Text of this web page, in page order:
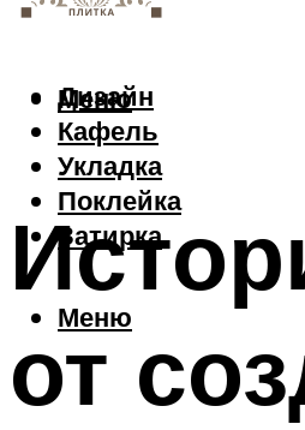
Дизайн
Кафель
Укладка
Поклейка
Затирка
Меню
Меню
от